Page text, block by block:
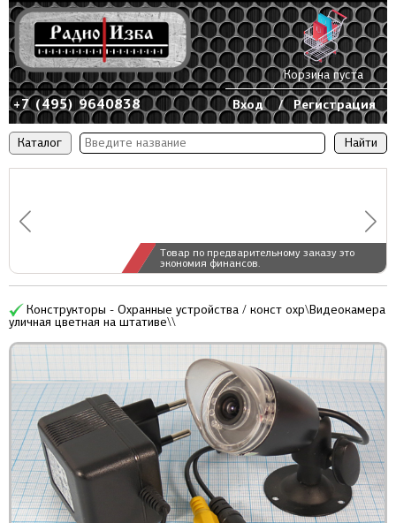
Каталог
Товар по предварительному заказу это
экономия финансов.
+7 (495) 9640838 Вход / Регистрация
Корзина пуста
Конструкторы - Охранные устройства / конст охр\Видеокамера
уличная цветная на штативе\\